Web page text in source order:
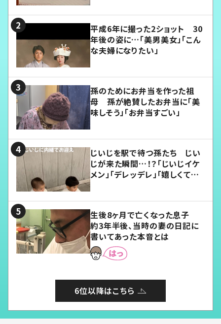
平成6年に撮った2ショット 30
年後の姿に…「美男美女」「こん
な夫婦になりたい」
孫のためにお弁当を作った祖
母 孫が絶賛したお弁当に「美
味しそう」「お弁当すごい」
じいじを駅で待つ孫たち じい
じが来た瞬間…！？「じいじイケ
メン」「デレッデレ」「嬉しくて可
生後8ヶ月で亡くなった息子
約3年半後、当時の妻の日記に
書いてあった本音とは
6位以降はこちら